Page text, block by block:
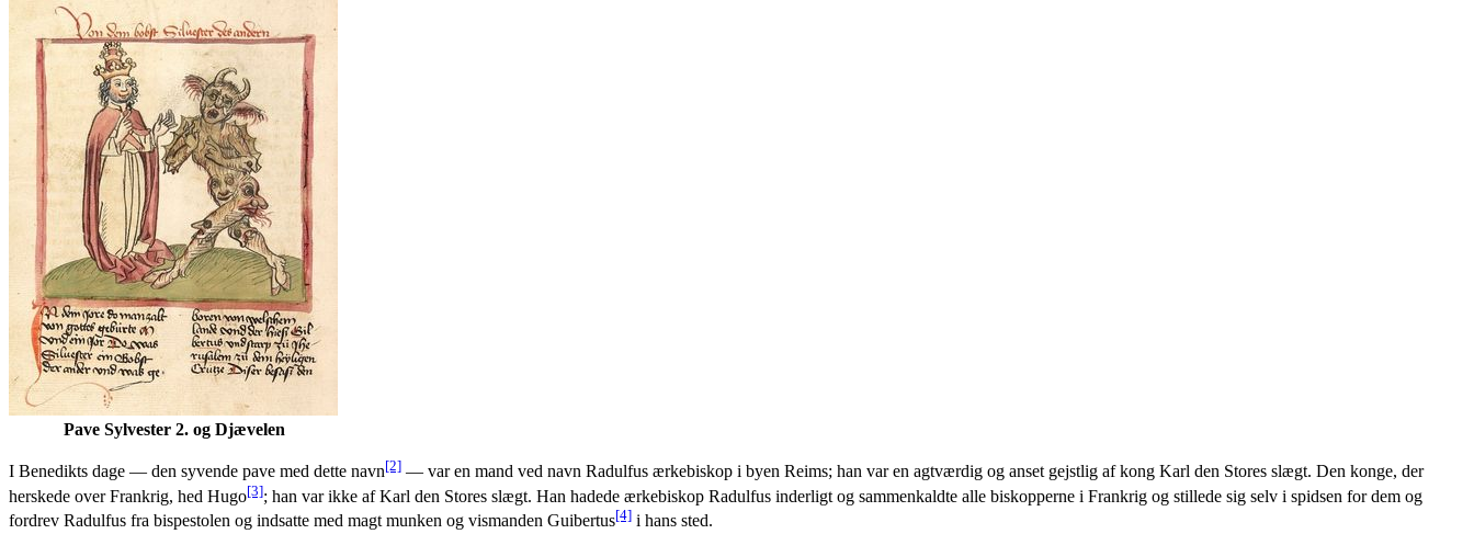
Pave Sylvester 2. og Djævelen
I Benedikts dage — den syvende pave med dette navn[2] — var en mand ved navn Radulfus ærkebiskop i byen Reims; han var en agtværdig og anset gejstlig af kong Karl den Stores slægt. Den konge, der
herskede over Frankrig, hed Hugo[3]; han var ikke af Karl den Stores slægt. Han hadede ærkebiskop Radulfus inderligt og sammenkaldte alle biskopperne i Frankrig og stillede sig selv i spidsen for dem og
fordrev Radulfus fra bispestolen og indsatte med magt munken og vismanden Guibertus[4] i hans sted.